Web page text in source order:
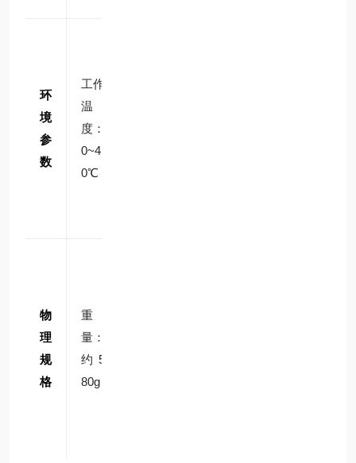
环
境
参
数
工作
温
度：
0~4
0℃
物
理
规
格
重
量：
约 5
80g